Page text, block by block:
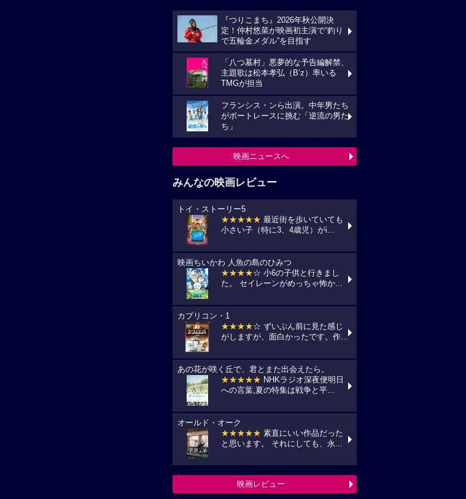
『つりこまち』2026年秋公開決
定！仲村悠菜が映画初主演で“釣り
で五輪金メダル”を目指す
「八つ墓村」悪夢的な予告編解禁、
主題歌は松本孝弘（B’z）率いる
TMGが担当
フランシス・ンら出演。中年男たち
がボートレースに挑む「逆流の男た
ち」
映画ニュースへ
みんなの映画レビュー
トイ・ストーリー5
★★★★★ 最近街を歩いていても
小さい子（特に3、4歳児）がi...
映画ちいかわ 人魚の島のひみつ
★★★★☆ 小6の子供と行きまし
た。 セイレーンがめっちゃ怖か...
カプリコン・1
★★★★☆ ずいぶん前に見た感じ
がしますが、面白かったです。作...
あの花が咲く丘で、君とまた出会えたら。
★★★★★ NHKラジオ深夜便明日
への言葉,夏の特集は戦争と平...
オールド・オーク
★★★★★ 素直にいい作品だった
と思います。 それにしても、永...
映画レビュー